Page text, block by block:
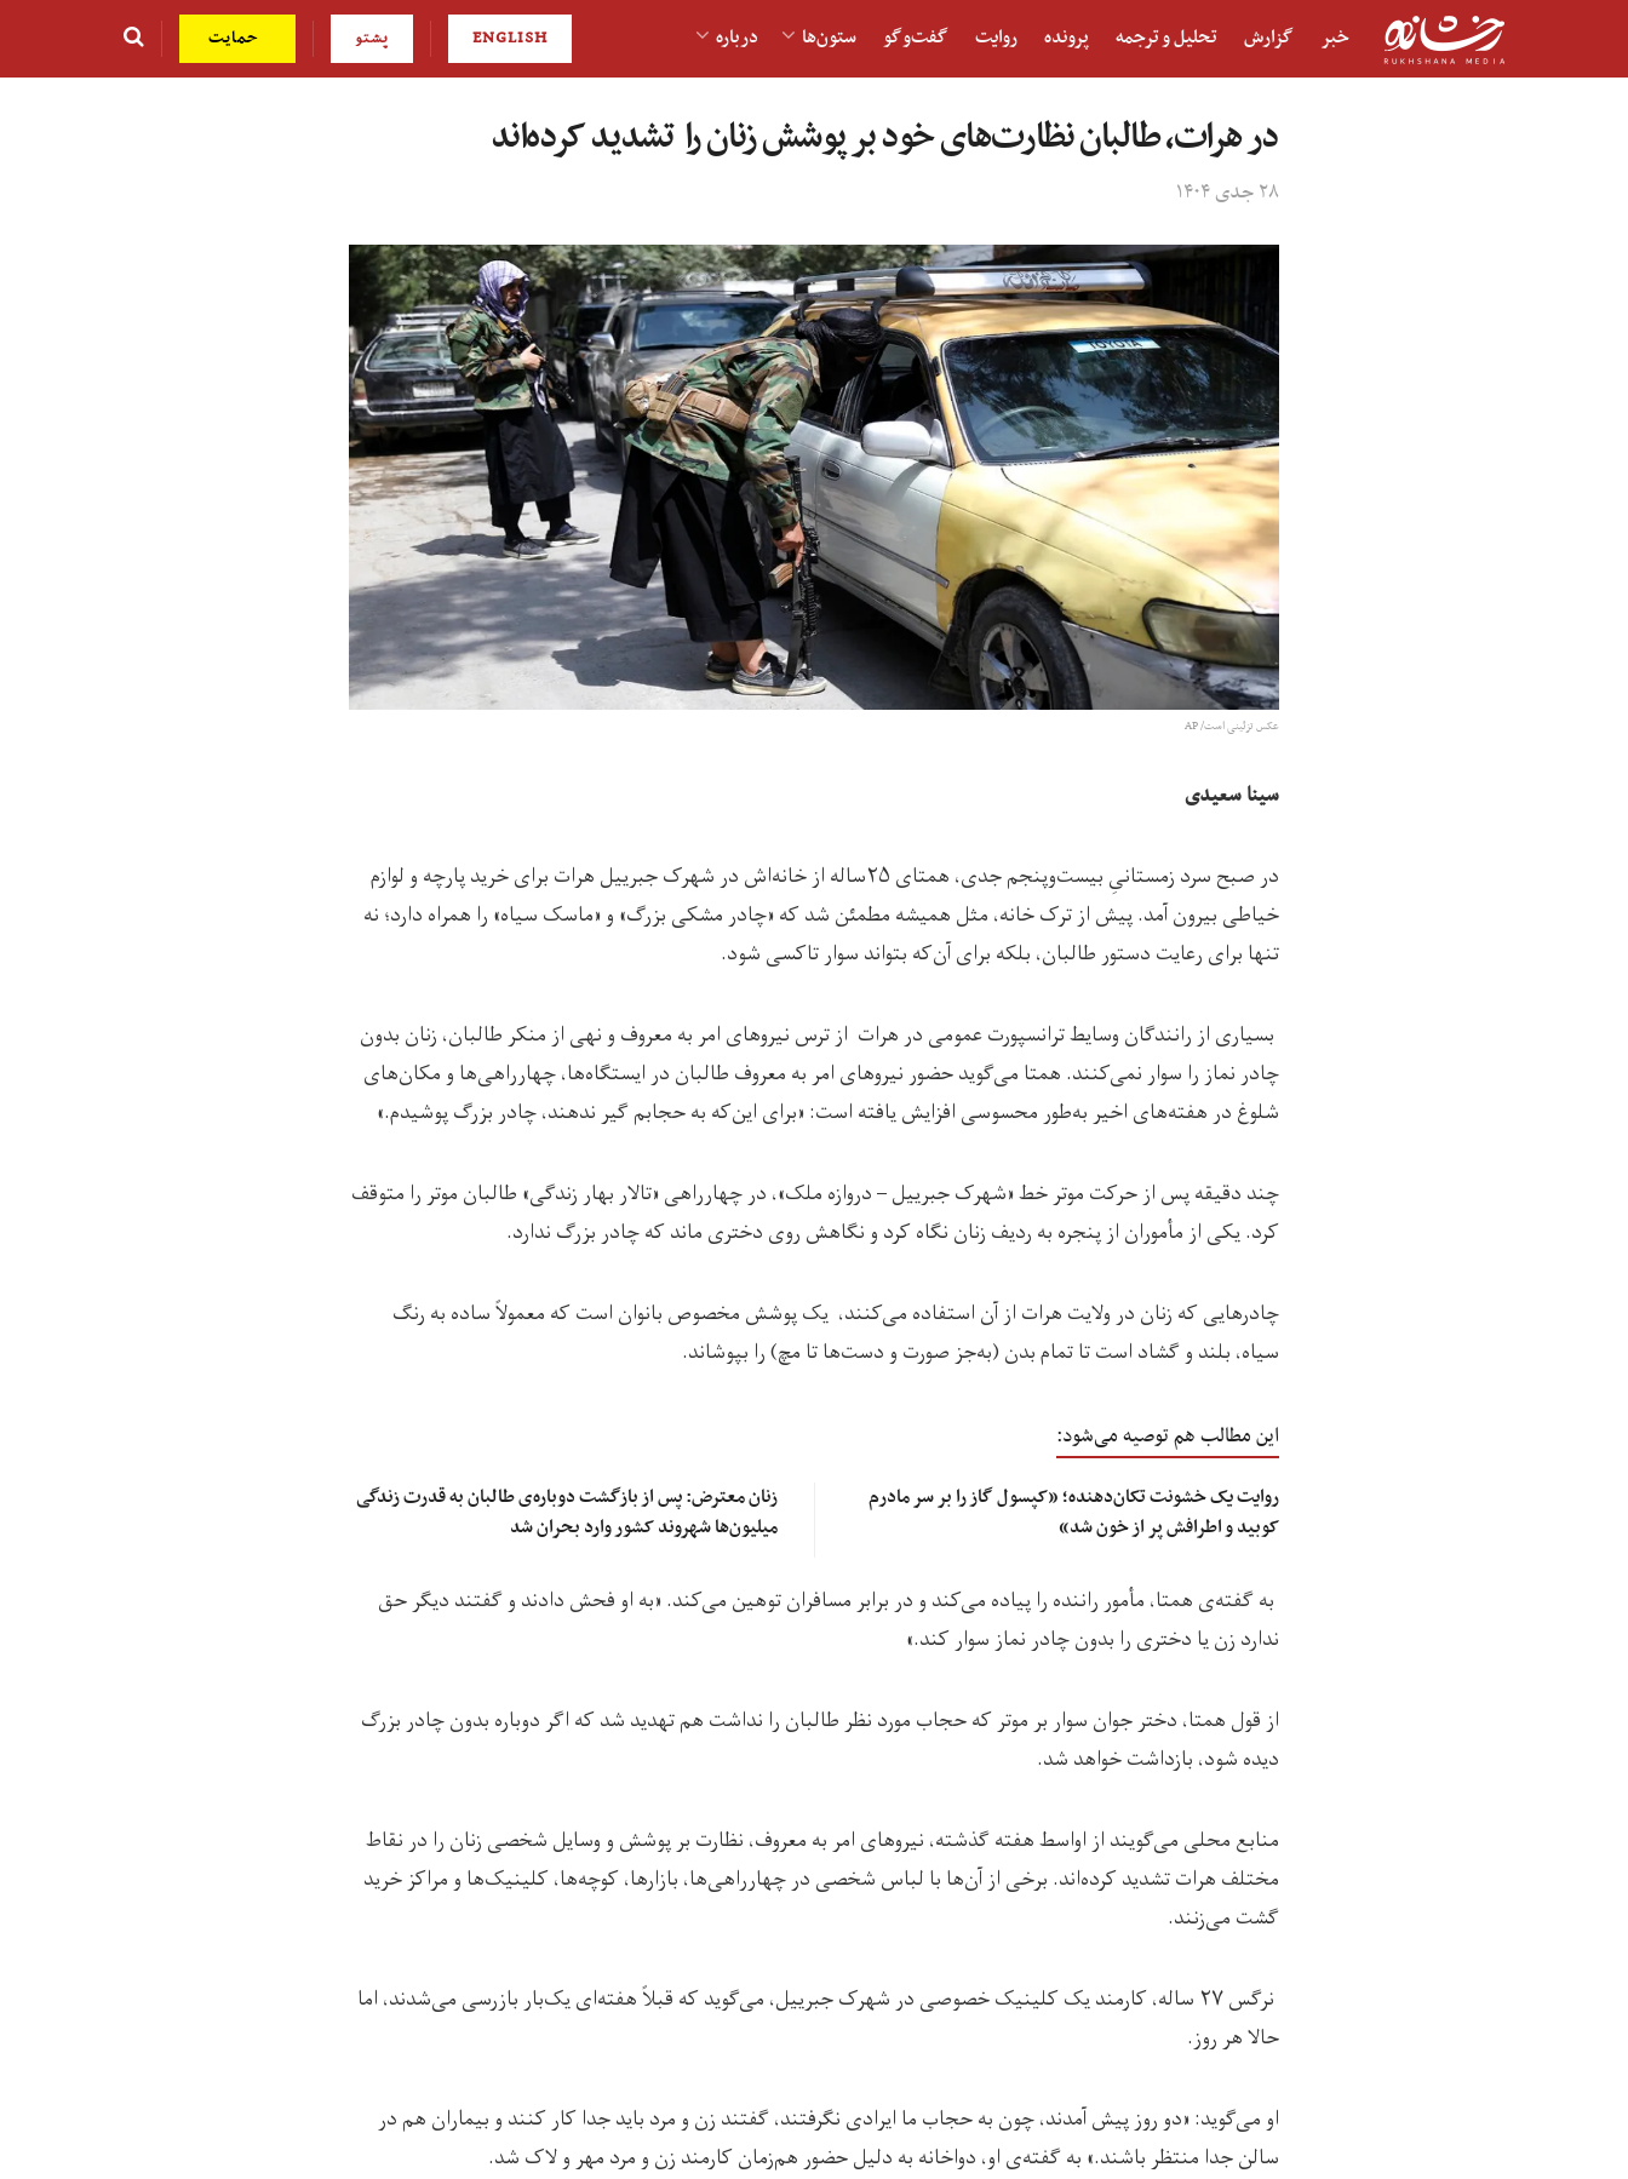
خبر گزارش تحلیل و ترجمه پرونده روایت گفت‌و‎گو ستون‌ها درباره ENGLISH پشتو حمایت
در هرات، طالبان نظارت‌های خود بر پوشش زنان را تشدید کرده‌اند
۲۸ جدی ۱۴۰۴
عکس تزئینی است/ AP
سینا سعیدی
در صبح سرد زمستانیِ بیست‌وپنجم جدی، همتای ۲۵‌ساله از خانه‌اش در شهرک جبرییل هرات برای خرید پارچه و لوازم
خیاطی بیرون آمد. پیش از ترک خانه، مثل همیشه مطمئن شد که «چادر مشکی بزرگ» و «ماسک سیاه» را همراه دارد؛ نه
تنها برای رعایت دستور طالبان، بلکه برای آن‌که بتواند سوار تاکسی شود.
بسیاری از رانندگان وسایط ترانسپورت عمومی در هرات از ترس نیروهای امر به معروف و نهی از منکر طالبان، زنان بدون
چادر نماز را سوار نمی‌کنند. همتا می‌گوید حضور نیروهای امر به معروف طالبان در ایستگاه‌ها، چهارراهی‌ها و مکان‌های
شلوغ در هفته‌های اخیر به‌طور محسوسی افزایش یافته است: «برای این‌که به حجابم گیر ندهند، چادر بزرگ پوشیدم.»
چند دقیقه پس از حرکت موتر خط «شهرک جبرییل – دروازه ملک»، در چهارراهی «تالار بهار زندگی» طالبان موتر را متوقف
کرد. یکی از مأموران از پنجره به ردیف زنان نگاه کرد و نگاهش روی دختری ماند که چادر بزرگ ندارد.
چادرهایی که زنان در ولایت هرات از آن استفاده می‌کنند، یک پوشش مخصوص بانوان است که معمولاً ساده به رنگ
سیاه، بلند و گشاد است تا تمام بدن (به‌جز صورت و دست‌ها تا مچ) را بپوشاند.
این مطالب هم توصیه می‌شود:
روایت یک خشونت تکان‌دهنده؛ «کپسول گاز را بر سر مادرم
کوبید و اطرافش پر از خون شد»
زنان معترض: پس از بازگشت دوباره‌ی طالبان به قدرت زندگی
میلیون‌ها شهروند کشور وارد بحران شد
به گفته‌ی همتا، مأمور راننده را پیاده می‌کند و در برابر مسافران توهین می‌کند. «به او فحش‌ دادند و گفتند دیگر حق
ندارد زن یا دختری را بدون چادر نماز سوار کند.»
از قول همتا، دختر جوان سوار بر موتر که حجاب مورد نظر طالبان را نداشت هم تهدید شد که اگر دوباره بدون چادر بزرگ
دیده شود، بازداشت خواهد شد.
منابع محلی می‌گویند از اواسط هفته گذشته، نیروهای امر به معروف، نظارت بر پوشش و وسایل شخصی زنان را در نقاط
مختلف هرات تشدید کرده‌اند. برخی از آن‌ها با لباس شخصی در چهارراهی‌ها، بازارها، کوچه‌ها، کلینیک‌ها و مراکز خرید
گشت می‌زنند.
نرگس ۲۷ ساله، کارمند یک کلینیک خصوصی در شهرک جبرییل، می‌گوید که قبلاً هفته‌ای یک‌بار بازرسی می‌شدند، اما
حالا هر روز.
او می‌گوید: «دو روز پیش آمدند، چون به حجاب ما ایرادی نگرفتند، گفتند زن و مرد باید جدا کار کنند و بیماران هم در
سالن جدا منتظر باشند.» به گفته‌ی او، دواخانه به دلیل حضور هم‌زمان کارمند زن و مرد مهر و لاک شد.